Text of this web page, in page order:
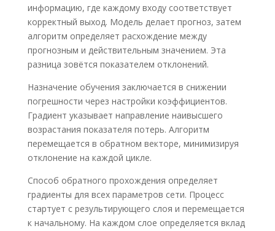
информацию, где каждому входу соответствует
корректный выход. Модель делает прогноз, затем
алгоритм определяет расхождение между
прогнозным и действительным значением. Эта
разница зовётся показателем отклонений.
Назначение обучения заключается в снижении
погрешности через настройки коэффициентов.
Градиент указывает направление наивысшего
возрастания показателя потерь. Алгоритм
перемещается в обратном векторе, минимизируя
отклонение на каждой цикле.
Способ обратного прохождения определяет
градиенты для всех параметров сети. Процесс
стартует с результирующего слоя и перемещается
к начальному. На каждом слое определяется вклад